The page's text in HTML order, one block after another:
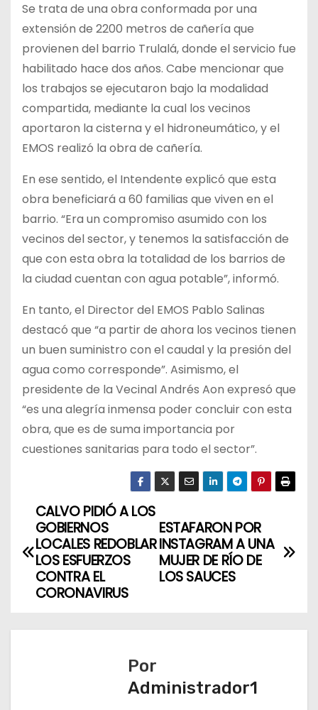
Se trata de una obra conformada por una
extensión de 2200 metros de cañería que
provienen del barrio Trulalá, donde el servicio fue
habilitado hace dos años. Cabe mencionar que
los trabajos se ejecutaron bajo la modalidad
compartida, mediante la cual los vecinos
aportaron la cisterna y el hidroneumático, y el
EMOS realizó la obra de cañería.
En ese sentido, el Intendente explicó que esta
obra beneficiará a 60 familias que viven en el
barrio. “Era un compromiso asumido con los
vecinos del sector, y tenemos la satisfacción de
que con esta obra la totalidad de los barrios de
la ciudad cuentan con agua potable”, informó.
En tanto, el Director del EMOS Pablo Salinas
destacó que “a partir de ahora los vecinos tienen
un buen suministro con el caudal y la presión del
agua como corresponde”. Asimismo, el
presidente de la Vecinal Andrés Aon expresó que
“es una alegría inmensa poder concluir con esta
obra, que es de suma importancia por
cuestiones sanitarias para todo el sector”.
N
a
g
ESTAFARON POR
INSTAGRAM A UNA
MUJER DE RÍO DE
LOS SAUCES
CALVO PIDIÓ A LOS
GOBIERNOS
LOCALES REDOBLAR
LOS ESFUERZOS
CONTRA EL
CORONAVIRUS
Por
Administrador1